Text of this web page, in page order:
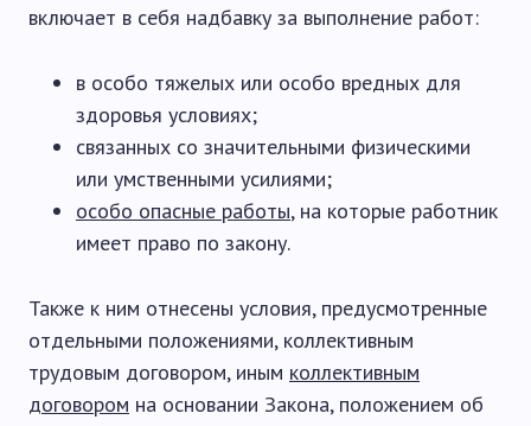
включает в себя надбавку за выполнение работ:
в особо тяжелых или особо вредных для
здоровья условиях;
связанных со значительными физическими
или умственными усилиями;
особо опасные работы, на которые работник
имеет право по закону.
Также к ним отнесены условия, предусмотренные
отдельными положениями, коллективным
трудовым договором, иным коллективным
договором на основании Закона, положением об